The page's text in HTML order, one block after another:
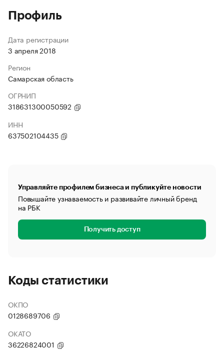
Профиль
Дата регистрации
3 апреля 2018
Регион
Самарская область
ОГРНИП
318631300050592
ИНН
637502104435
Управляйте профилем бизнеса и публикуйте новости
Повышайте узнаваемость и развивайте личный бренд
на РБК
Получить доступ
Коды статистики
ОКПО
0128689706
ОКАТО
36226824001